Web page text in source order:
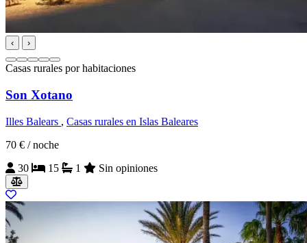
‹ ›
Casas rurales por habitaciones
Son Xotano
Illes Balears , Casas rurales en Islas Baleares
70 € / noche
30
15 1 Sin opiniones